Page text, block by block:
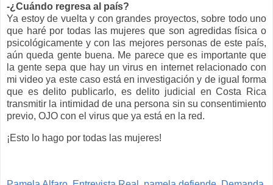
-¿Cuándo regresa al país?
Ya estoy de vuelta y con grandes proyectos, sobre todo uno
que haré por todas las mujeres que son agredidas física o
psicológicamente y con las mejores personas de este país,
aún queda gente buena. Me parece que es importante que
la gente sepa que hay un virus en internet relacionado con
mi video ya este caso está en investigación y de igual forma
que es delito publicarlo, es delito judicial en Costa Rica
transmitir la intimidad de una persona sin su consentimiento
previo, OJO con el virus que ya está en la red.
¡Esto lo hago por todas las mujeres!